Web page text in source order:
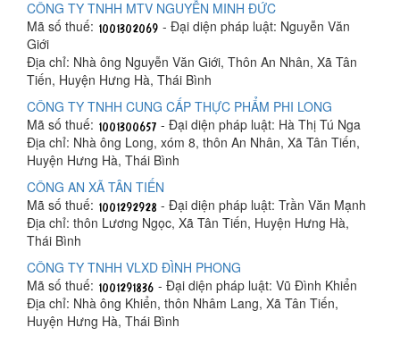
CÔNG TY TNHH MTV NGUYỄN MINH ĐỨC
Mã số thuế:
- Đại diện pháp luật: Nguyễn Văn
Giới
Địa chỉ: Nhà ông Nguyễn Văn Giới, Thôn An Nhân, Xã Tân
Tiến, Huyện Hưng Hà, Thái Bình
CÔNG TY TNHH CUNG CẤP THỰC PHẨM PHI LONG
Mã số thuế:
- Đại diện pháp luật: Hà Thị Tú Nga
Địa chỉ: Nhà ông Long, xóm 8, thôn An Nhân, Xã Tân Tiến,
Huyện Hưng Hà, Thái Bình
CÔNG AN XÃ TÂN TIẾN
Mã số thuế:
- Đại diện pháp luật: Trần Văn Mạnh
Địa chỉ: thôn Lương Ngọc, Xã Tân Tiến, Huyện Hưng Hà,
Thái Bình
CÔNG TY TNHH VLXD ĐÌNH PHONG
Mã số thuế:
- Đại diện pháp luật: Vũ Đình Khiển
Địa chỉ: Nhà ông Khiển, thôn Nhâm Lang, Xã Tân Tiến,
Huyện Hưng Hà, Thái Bình